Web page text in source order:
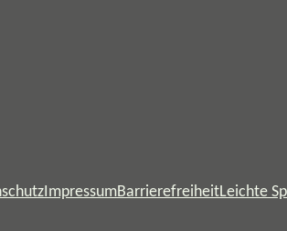
ImpressumBarrierefreiheitLeichte